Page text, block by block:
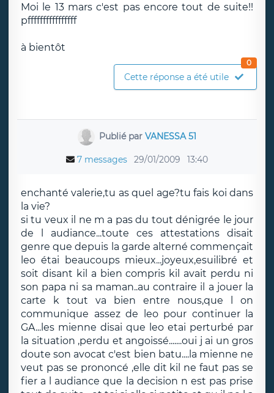
Moi le 13 mars c'est pas encore tout de suite!!
pffffffffffffffff
à bientôt
Cette réponse a été utile
0
Publié parVANESSA 51
7 messages 29/01/2009 13:40
enchanté valerie,tu as quel age?tu fais koi dans
la vie?
si tu veux il ne m a pas du tout dénigrée le jour
de l audiance...toute ces attestations disait
genre que depuis la garde alterné commençait
leo étai beaucoups mieux...joyeux,esuilibré et
soit disant kil a bien compris kil avait perdu ni
son papa ni sa maman..au contraire il a jouer la
carte k tout va bien entre nous,que l on
communique assez de leo pour continuer la
GA...les mienne disai que leo etai perturbé par
la situation ,perdu et angoissé.......oui j ai un gros
doute son avocat c'est bien batu....la mienne ne
veut pas se prononcé ,elle dit kil ne faut pas se
fier a l audiance que la decision n est pas prise